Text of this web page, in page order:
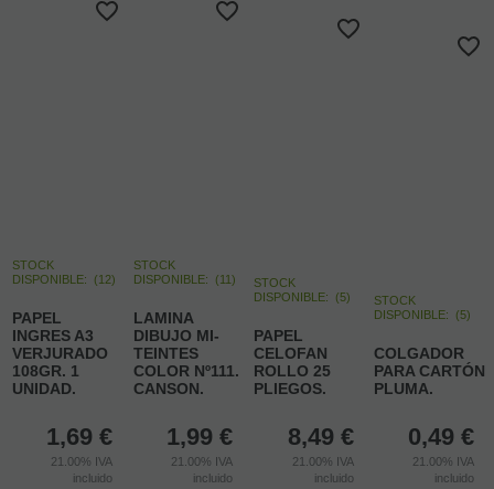
STOCK
DISPONIBLE: (12)
PAPEL
INGRES A3
VERJURADO
108GR. 1
UNIDAD.
1,69 €
21.00% IVA
incluido
STOCK
DISPONIBLE:
(11 )
LAMINA
DIBUJO MI-
TEINTES
COLOR Nº111.
CANSON.
1,99 €
21.00% IVA
incluido
STOCK
DISPONIBLE: (5)
PAPEL
CELOFAN
ROLLO 25
PLIEGOS.
8,49 €
21.00% IVA
incluido
STOCK
DISPONIBLE: (5)
COLGADOR
PARA CARTÓN
PLUMA.
0,49 €
21.00% IVA
incluido